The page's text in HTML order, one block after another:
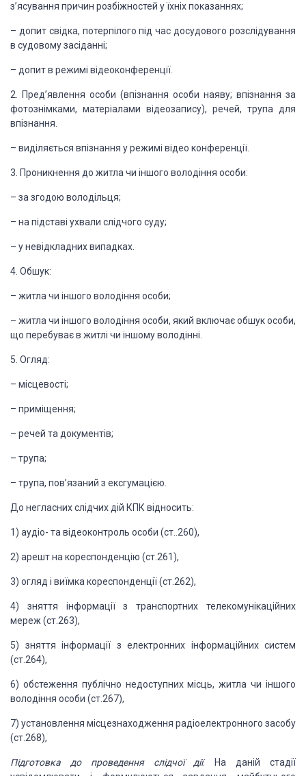
з’ясування причин розбіжностей у їхніх показаннях;
– допит свідка, потерпілого під час досудового розслідування
в судовому засіданні;
– допит в режимі відеоконференції.
2. Пред’явлення особи (впізнання особи наяву; впізнання за
фотознімками, матеріалами відеозапису), речей, трупа для
впізнання.
– виділяється впізнання урежимі відео конференції.
3. Проникнення до житла чи іншого володіння особи:
– за згодою володільця;
– на підставі ухвали слідчого суду;
– у невідкладних випадках.
4. Обшук:
– житла чи іншого володіння особи;
– житла чи іншого володіння особи, який включає обшук особи,
що перебуває в житлі чи іншому володінні.
5. Огляд:
– місцевості;
– приміщення;
– речей та документів;
– трупа;
– трупа, пов’язаний з ексгумацією.
До негласних слідчих дій КПК відносить:
1) аудіо- та відеоконтроль особи (ст..260),
2) арешт на кореспонденцію (ст.261),
3) огляд і виїмка кореспонденції(ст.262),
4) зняття інформації з транспортних телекомунікаційних
мереж (ст.263),
5) зняття інформації з електронних інформаційних систем
(ст.264),
6) обстеження публічно недоступнихмісць, житла чи іншого
володіння особи (ст.267),
7) установлення місцезнаходження радіоелектронного засобу
(ст.268),
Підготовка до проведення слідчоїдії. На даній стадії